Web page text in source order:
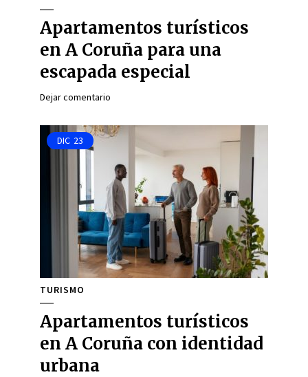
Apartamentos turísticos
en A Coruña para una
escapada especial
Dejar comentario
DIC 23
TURISMO
Apartamentos turísticos
en A Coruña con identidad
urbana